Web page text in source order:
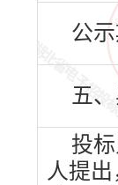
公
五
投
人提